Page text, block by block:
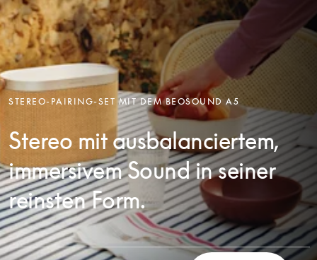
STEREO-PAIRING-SET MIT DEM BEOSOUND A5
Stereo mit ausbalanciertem,
immersivem Sound in seiner
reinsten Form.